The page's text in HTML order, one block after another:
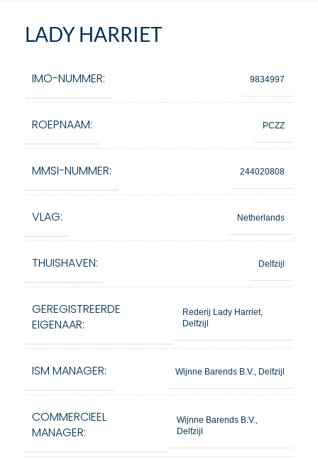
LADY HARRIET
IMO-NUMMER: 9834997
ROEPNAAM: PCZZ
MMSI-NUMMER: 244020808
VLAG: Netherlands
THUISHAVEN: Delfzijl
GEREGISTREERDE
EIGENAAR:
Rederij Lady Harriet,
Delfzijl
ISM MANAGER: Wijnne Barends B.V., Delfzijl
COMMERCIEEL
MANAGER:
Wijnne Barends B.V.,
Delfzijl